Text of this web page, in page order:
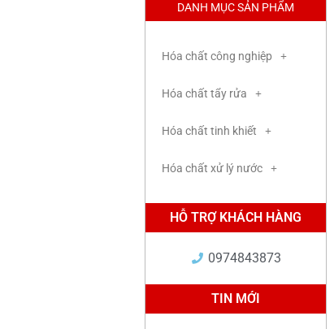
DANH MỤC SẢN PHẨM
Hóa chất công nghiệp
Hóa chất tẩy rửa
Hóa chất tinh khiết
Hóa chất xử lý nước
HỖ TRỢ KHÁCH HÀNG
0974843873
TIN MỚI